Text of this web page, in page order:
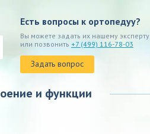
Есть вопросы к ортопедуу?
Вы можете задать их нашему эксперту
или позвонить +7 (499) 116-78-03
Задать вопрос
и функции